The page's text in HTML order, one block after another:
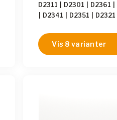
D2311 D2301 D2361
D2341 D2351 D2321
Vis 8 varianter